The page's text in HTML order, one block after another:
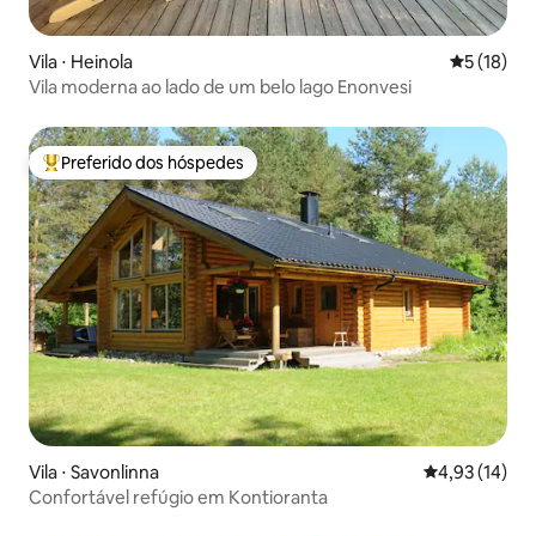
Vila ⋅ Heinola 5 de uma
5 (18)
Vila moderna ao lado de um belo lago Enonvesi
Entre os melhores preferidos dos hóspedes
Preferido dos hóspedes
Vila ⋅ Savonlinna 4,93 de uma
4,93 (14)
Confortável refúgio em Kontioranta